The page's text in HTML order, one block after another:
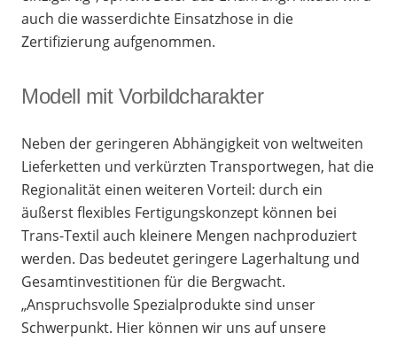
auch die wasserdichte Einsatzhose in die
Zertifizierung aufgenommen.
Modell mit Vorbildcharakter
Neben der geringeren Abhängigkeit von weltweiten
Lieferketten und verkürzten Transportwegen, hat die
Regionalität einen weiteren Vorteil: durch ein
äußerst flexibles Fertigungskonzept können bei
Trans-Textil auch kleinere Mengen nachproduziert
werden. Das bedeutet geringere Lagerhaltung und
Gesamtinvestitionen für die Bergwacht.
„Anspruchsvolle Spezialprodukte sind unser
Schwerpunkt. Hier können wir uns auf unsere